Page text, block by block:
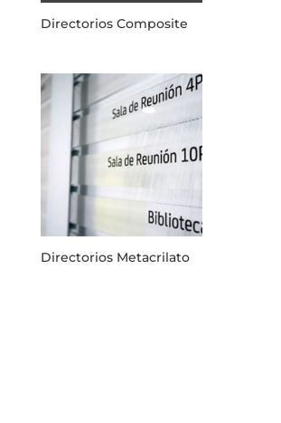
Directorios Composite
Directorios Metacrilato